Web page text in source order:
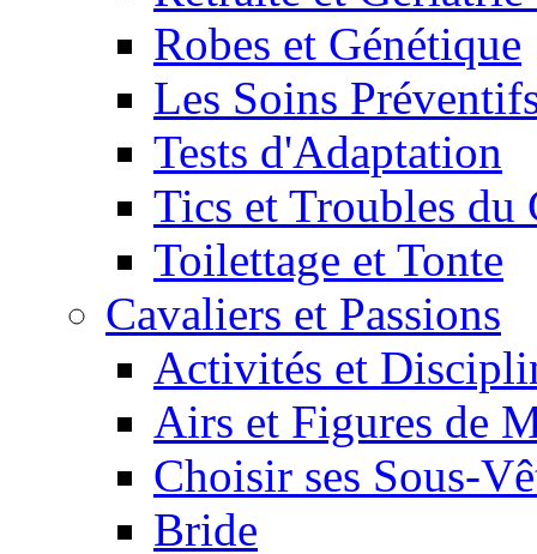
Robes et Génétique
Les Soins
Tests d'Adaptation
Tics et Troubles du
Toilettage et Tonte
Cavaliers et Passions
Activités et
Airs et Figures de
Choisir ses Sous-
Bride